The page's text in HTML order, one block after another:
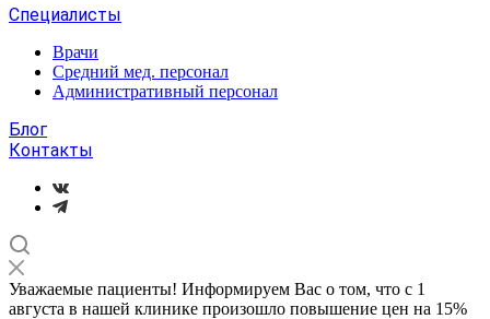
Специалисты
Врачи
Средний мед. персонал
Административный персонал
Блог
Контакты
Уважаемые пациенты! Информируем Вас о том, что с 1
августа в нашей клинике произошло повышение цен на 15%